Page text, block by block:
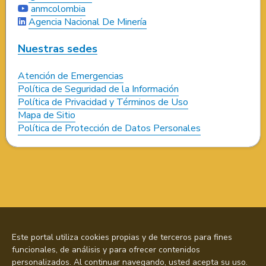
anmcolombia
Agencia Nacional De Minería
Nuestras sedes
Atención de Emergencias
Política de Seguridad de la Información
Política de Privacidad y Términos de Uso
Mapa de Sitio
Política de Protección de Datos Personales
Este portal utiliza cookies propias y de terceros para fines
funcionales, de análisis y para ofrecer contenidos
personalizados. Al continuar navegando, usted acepta su uso.